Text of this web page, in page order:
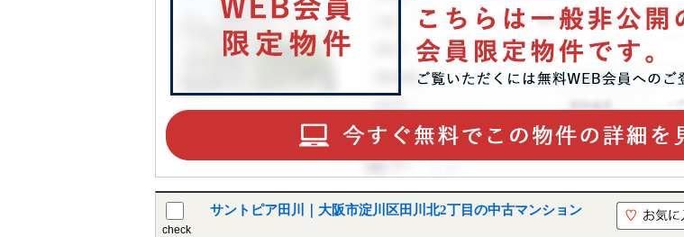
check
サントピア田川｜大阪市淀川区田川北2丁目の中古マンション